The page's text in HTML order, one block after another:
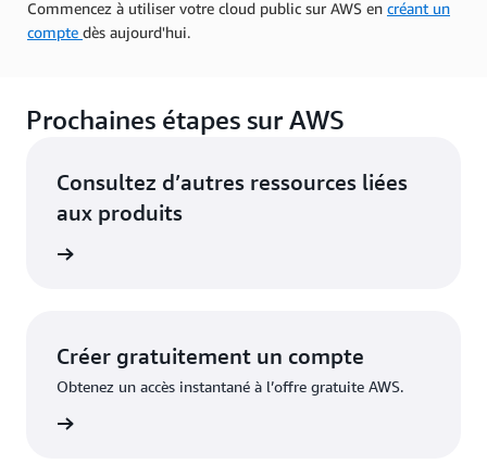
Commencez à utiliser votre cloud public sur AWS en créant un
compte dès aujourd'hui.
Prochaines étapes sur AWS
Consultez d’autres ressources liées
aux produits
Créer gratuitement un compte
Obtenez un accès instantané à l’offre gratuite AWS.